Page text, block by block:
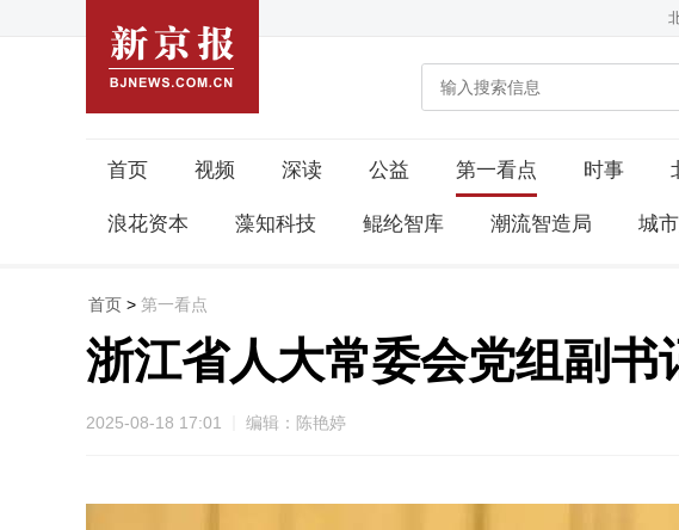
首页 视频 深读 公益 第一看点 时事
浪花资本 藻知科技 鲲纶智库 潮流智造局 城
首页 > 第一看点
浙江省人大常委会党组副
2025-08-18 17:01 编辑：陈艳婷